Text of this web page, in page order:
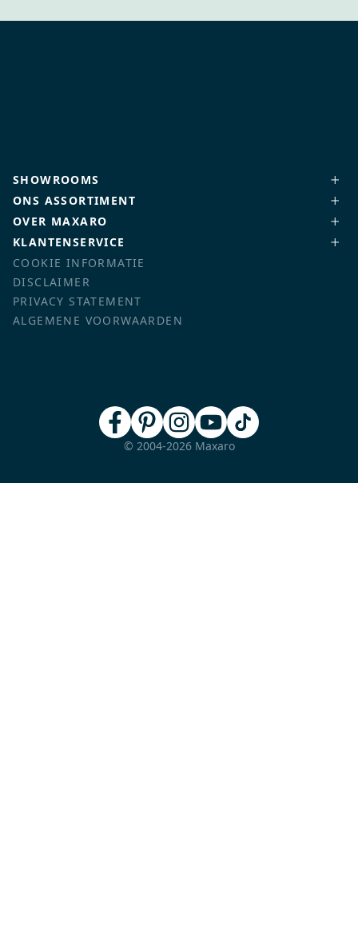
SHOWROOMS
ONS ASSORTIMENT
OVER MAXARO
KLANTENSERVICE
COOKIE INFORMATIE
DISCLAIMER
PRIVACY STATEMENT
ALGEMENE VOORWAARDEN
© 2004-2026 Maxaro